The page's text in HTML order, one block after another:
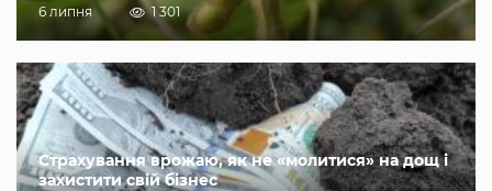
6 липня 1 301
Страхування врожаю, як не «молитися» на дощ і
захистити свій бізнес